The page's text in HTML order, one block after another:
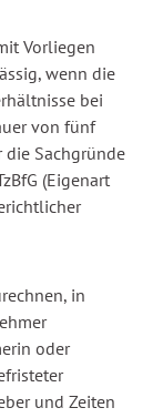
Vorliegen
wenn die
bei
von fünf
die Sachgründe
(Eigenart
in
oder
und Zeiten